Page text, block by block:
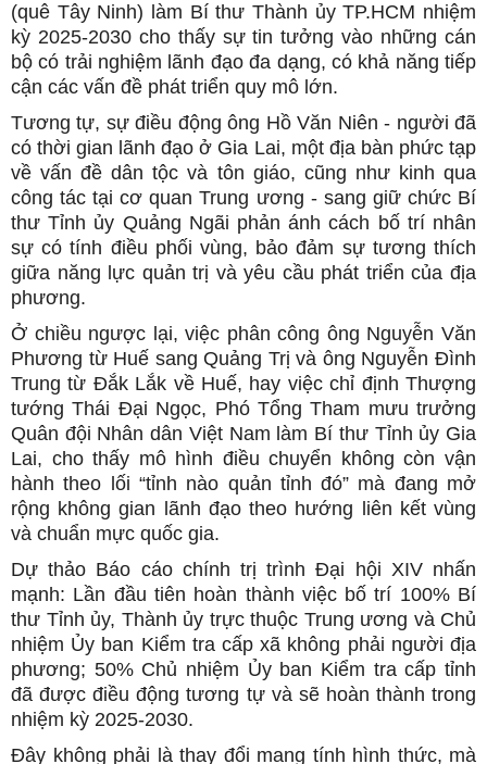
(quê Tây Ninh) làm Bí thư Thành ủy TP.HCM nhiệm
kỳ 2025-2030 cho thấy sự tin tưởng vào những cán
bộ có trải nghiệm lãnh đạo đa dạng, có khả năng tiếp
cận các vấn đề phát triển quy mô lớn.
Tương tự, sự điều động ông Hồ Văn Niên - người đã
có thời gian lãnh đạo ở Gia Lai, một địa bàn phức tạp
về vấn đề dân tộc và tôn giáo, cũng như kinh qua
công tác tại cơ quan Trung ương - sang giữ chức Bí
thư Tỉnh ủy Quảng Ngãi phản ánh cách bố trí nhân
sự có tính điều phối vùng, bảo đảm sự tương thích
giữa năng lực quản trị và yêu cầu phát triển của địa
phương.
Ở chiều ngược lại, việc phân công ông Nguyễn Văn
Phương từ Huế sang Quảng Trị và ông Nguyễn Đình
Trung từ Đắk Lắk về Huế, hay việc chỉ định Thượng
tướng Thái Đại Ngọc, Phó Tổng Tham mưu trưởng
Quân đội Nhân dân Việt Nam làm Bí thư Tỉnh ủy Gia
Lai, cho thấy mô hình điều chuyển không còn vận
hành theo lối “tỉnh nào quản tỉnh đó” mà đang mở
rộng không gian lãnh đạo theo hướng liên kết vùng
và chuẩn mực quốc gia.
Dự thảo Báo cáo chính trị trình Đại hội XIV nhấn
mạnh: Lần đầu tiên hoàn thành việc bố trí 100% Bí
thư Tỉnh ủy, Thành ủy trực thuộc Trung ương và Chủ
nhiệm Ủy ban Kiểm tra cấp xã không phải người địa
phương; 50% Chủ nhiệm Ủy ban Kiểm tra cấp tỉnh
đã được điều động tương tự và sẽ hoàn thành trong
nhiệm kỳ 2025-2030.
Đây không phải là thay đổi mang tính hình thức, mà